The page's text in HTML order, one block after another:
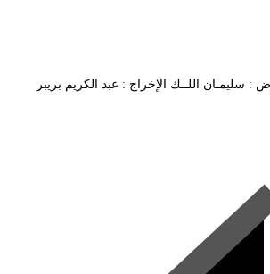
العرض : سليمـان اللــك الإخراج : عبد الكريم بريبر